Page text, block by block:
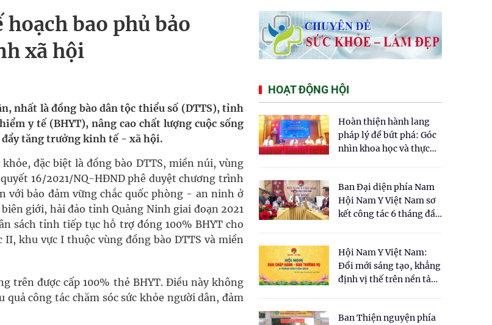
trường và cộng đồng
nếu không đăng ký khám theo yêu
điều trị đột quỵ
ngày 19/8
Loài Nhân Sâm (Panax Spp.): Tổng
bao phủ bảo
xã hội
nhất là đồng bào dân tộc thiểu số (DTTS), tỉnh
y tế (BHYT), nâng cao chất lượng cuộc sống
đẩy tăng trưởng kinh tế - xã hội.
đặc biệt là đồng bào DTTS, miền núi, vùng
16/2021/NQ-HĐND phê duyệt chương trình
bảo đảm vững chắc quốc phòng - an ninh ở
giới, hải đảo tỉnh Quảng Ninh giai đoạn 2021
sách tỉnh tiếp tục hỗ trợ đóng 100% BHYT cho
khu vực I thuộc vùng đồng bào DTTS và miền
trên được cấp 100% thẻ BHYT. Điều này không
công tác chăm sóc sức khỏe người dân, đảm
HOẠT ĐỘNG HỘI
Hoàn thiện hành lang
pháp lý để bứt phá: Góc
nhìn khoa học và thực
cho Luật Y dược cổ
truyền Việt Nam"
Ban Đại diện phía Nam
Hội Nam Y Việt Nam sơ
kết công tác 6 tháng đầu
Hội Nam Y Việt Nam:
Đổi mới sáng tạo, khẳng
định vị thế trên nền tảng
Ban Thiện nguyện phía